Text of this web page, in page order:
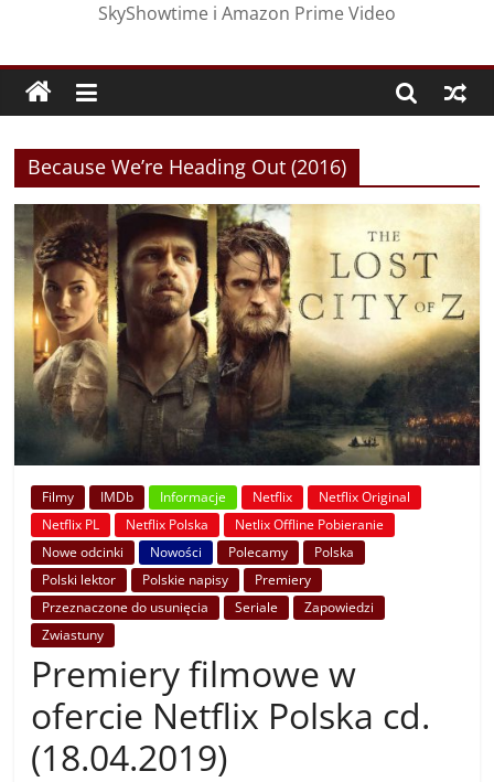
SkyShowtime i Amazon Prime Video
Because We’re Heading Out (2016)
Filmy IMDb Informacje Netflix
Netflix Original
Netflix PL
Netflix Polska
Netlix Offline Pobieranie
Nowe odcinki
Nowości Polecamy
Polska
Polski lektor
Polskie napisy
Premiery
Przeznaczone do usunięcia
Seriale
Zapowiedzi
Zwiastuny
Premiery filmowe w
ofercie Netflix Polska cd.
(18.04.2019)